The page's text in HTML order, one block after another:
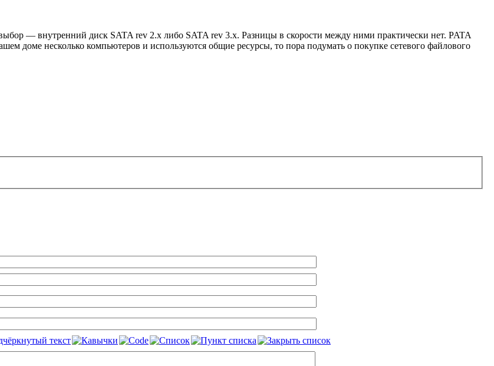
— внутренний диск SATA rev 2.x либо SATA rev 3.x. Разницы в скорости между ними практически нет. PATA
доме несколько компьютеров и используются общие ресурсы, то пора подумать о покупке сетевого файлового